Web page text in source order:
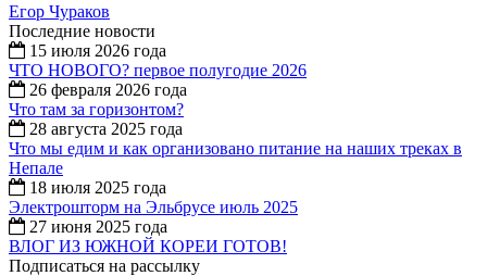
Егор Чураков
Последние новости
15 июля 2026 года
ЧТО НОВОГО? первое полугодие 2026
26 февраля 2026 года
Что там за горизонтом?
28 августа 2025 года
Что мы едим и как организовано питание на наших треках в
Непале
18 июля 2025 года
Электрошторм на Эльбрусе июль 2025
27 июня 2025 года
ВЛОГ ИЗ ЮЖНОЙ КОРЕИ ГОТОВ!
Подписаться на рассылку